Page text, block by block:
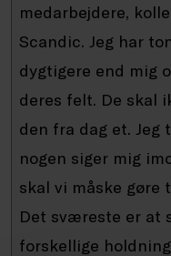
medarbejdere,
Scandic. Jeg har
dygtigere end mig
deres felt. De skal
den fra dag et. Jeg
nogen siger mig
skal vi måske gøre
Det sværeste er at
forskellige